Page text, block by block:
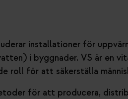
installationer för
i byggnader. VS är en
roll för att säkerställa
för att producera,